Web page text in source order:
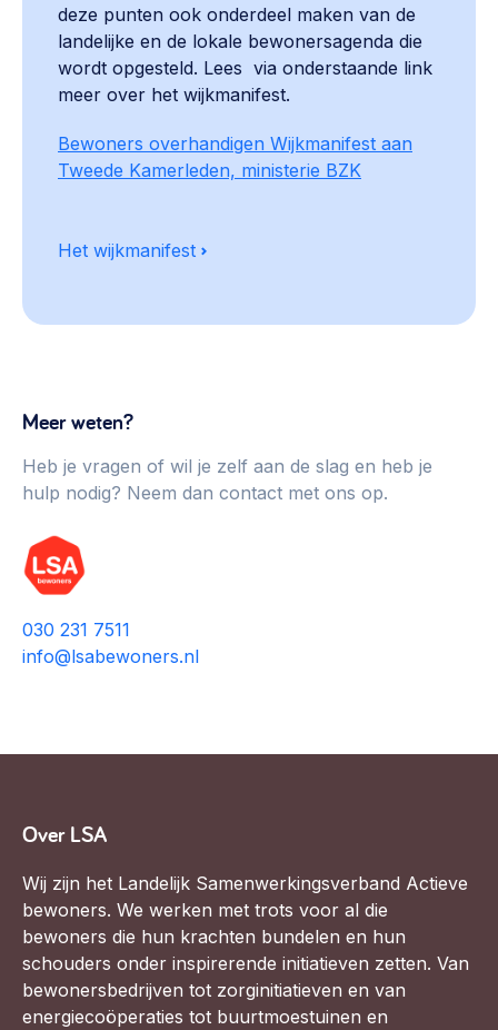
deze punten ook onderdeel maken van de
landelijke en de lokale bewonersagenda die
wordt opgesteld. Lees via onderstaande link
meer over het wijkmanifest.
Bewoners overhandigen Wijkmanifest aan
Tweede Kamerleden, ministerie BZK
Het wijkmanifest
Meer weten?
Heb je vragen of wil je zelf aan de slag en heb je
hulp nodig? Neem dan contact met ons op.
030 231 7511
info@lsabewoners.nl
Over LSA
Wij zijn het Landelijk Samenwerkingsverband Actieve
bewoners. We werken met trots voor al die
bewoners die hun krachten bundelen en hun
schouders onder inspirerende initiatieven zetten. Van
bewonersbedrijven tot zorginitiatieven en van
energiecoöperaties tot buurtmoestuinen en